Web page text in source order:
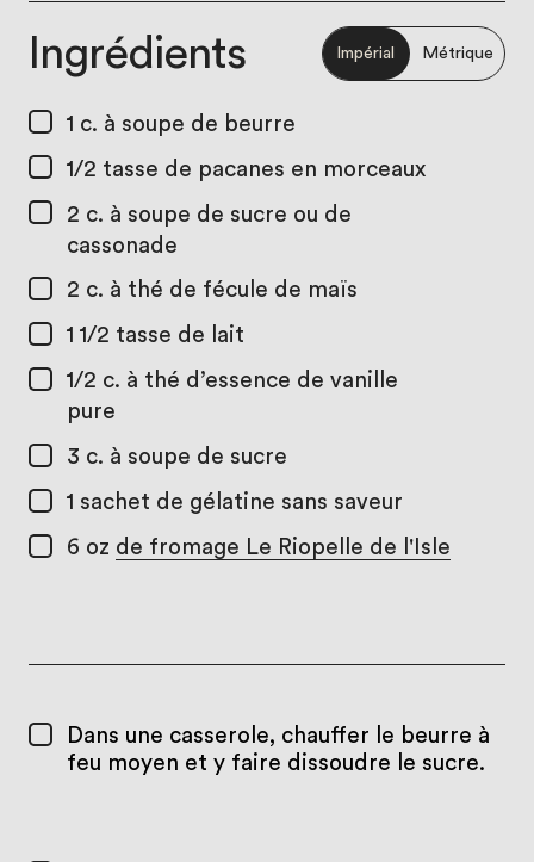
Ingrédients Impérial Métrique
1 c. à soupe de beurre
1/2 tasse de pacanes en morceaux
2 c. à soupe de sucre ou de
cassonade
2 c. à thé de fécule de maïs
1 1/2 tasse de lait
1/2 c. à thé d’essence de vanille
pure
3 c. à soupe de sucre
1 sachet de gélatine sans saveur
6 oz de fromage Le Riopelle de l'Isle
Dans une casserole, chauffer le beurre à
feu moyen et y faire dissoudre le sucre.